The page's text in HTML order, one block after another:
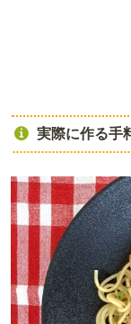
実際に作る手